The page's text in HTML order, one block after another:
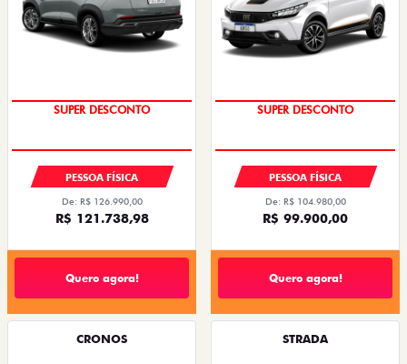
SUPER DESCONTO
PESSOA FÍSICA
De: R$ 126.990,00
R$ 121.738,98
Quero agora!
SUPER DESCONTO
PESSOA FÍSICA
De: R$ 104.980,00
R$ 99.900,00
Quero agora!
CRONOS STRADA